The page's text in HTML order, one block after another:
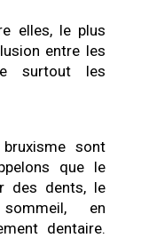
elles, le plus
entre les
surtout les
sont
que le
des dents, le
en
dentaire.